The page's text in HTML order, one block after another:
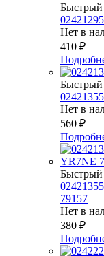
Быстрый
Нет в
410 ₽
Быстрый
Нет в
560 ₽
Быстрый
79157
Нет в
380 ₽